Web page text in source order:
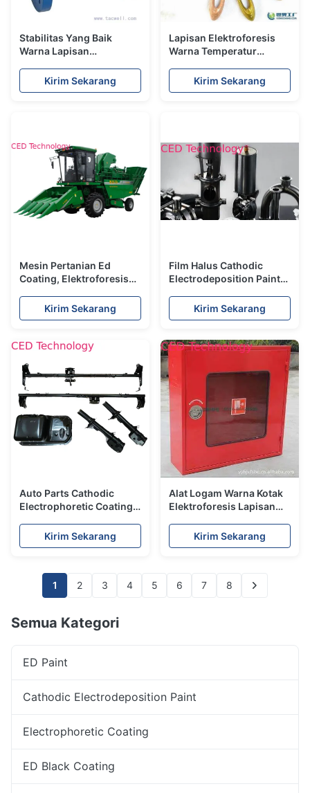
Stabilitas Yang Baik
Warna Lapisan
Untuk Potongan
Pengecoran
Kirim Sekarang
Lapisan Elektroforesis
Warna Temperatur
Eter / Bahan Karbon
Hitam
Kirim Sekarang
Mesin Pertanian Ed
Coating, Elektroforesis
Operation Range
Kirim Sekarang
Film Halus Cathodic
Electrodeposition Paint
CoatingKirim Sekarang
Auto Parts Cathodic
Electrophoretic Coating
Substrat
Menyembunyikan Tinggi
Kirim Sekarang
Alat Logam Warna Kotak
Elektroforesis Lapisan
Kirim Sekarang
1 2 3 4 5 6 7 8
Semua Kategori
ED Paint
Cathodic Electrodeposition Paint
Electrophoretic Coating
ED Black Coating